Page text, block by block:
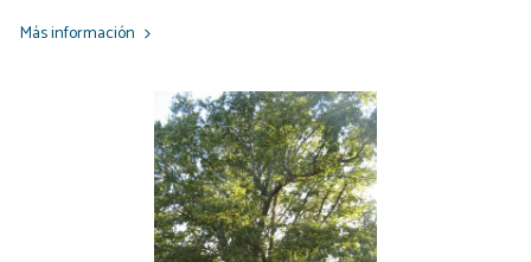
Más información